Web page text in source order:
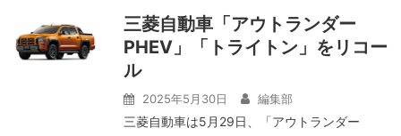
三菱自動車「アウトランダー
PHEV」「トライトン」をリコー
ル
2025年5月30日 編集部
三菱自動車は5月29日、「アウトランダー